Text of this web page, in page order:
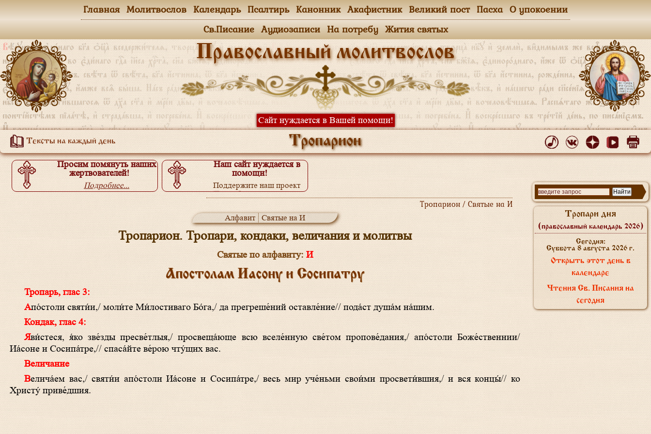
Православный молитвослов
Сайт нуждается в Вашей помощи!
Тексты на каждый день Тропарион
Главная Молитвослов Календарь Псалтирь Канонник Акафистник Великий пост Пасха О упокоении
Св.Писание Аудиозаписи На потребу Жития святых
Просим помянуть наших
жертвователей!
Подробнее...
Наш сайт нуждается в
помощи!
Поддержите наш проект
Подробнее...
Тропарион / Святые на И
Алфавит Святые на И
Тропарион. Тропари, кондаки, величания и молитвы
Святые по алфавиту:И
Апостолам Иасону и Сосипатру
Тропарь, глас 3:
Апо́столи святи́и,/ моли́те Ми́лостиваго Бо́га,/ да прегреше́ний оставле́ние// пода́ст душа́м на́шим.
Кондак, глас 4:
Яви́стеся, я́ко зве́зды пресве́тлыя,/ просвеща́юще всю вселе́нную све́том пропове́дания,/ апо́столи Боже́ственнии/
Иа́соне и Сосипа́тре,// спаса́йте ве́рою чту́щих вас.
Величание
Велича́ем вас,/ святи́и апо́столи Иа́соне и Сосипа́тре,/ весь мир уче́ньми свои́ми просвети́вшия,/ и вся концы́// ко
Христу́ приве́дшия.
Тропари дня
(православный календарь 2026)
Сегодня:
Суббота 8 августа 2026 г.
Открыть этот день в
календаре
Чтения Св. Писания на
сегодня